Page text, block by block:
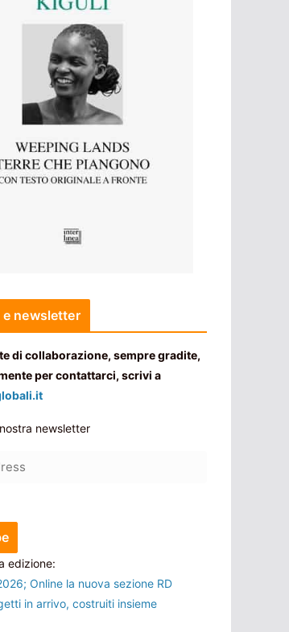
newsletter
di collaborazione, sempre gradite,
per contattarci, scrivi a
newsletter
edizione:
Online la nuova sezione RD
in arrivo, costruiti insieme